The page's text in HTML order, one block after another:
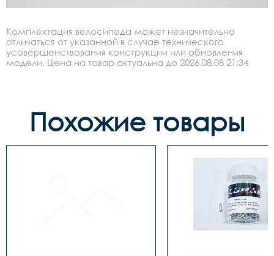
Комплектация велосипеда может незначительно
отличаться от указанной в случае технического
усовершенствования конструкции или обновления
модели. Цена на товар актуальна до 2026.08.08 21:34
Похожие товары